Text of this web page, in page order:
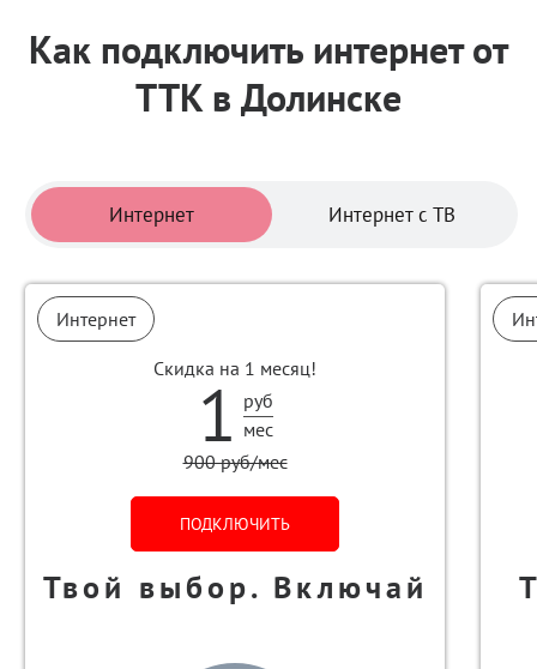
Как подключить интернет от
ТТК в Долинске
Интернет Интернет с ТВ
Тарифы
Интернет
Скидка на 1 месяц!
1 руб
мес
900 руб/мес
ПОДКЛЮЧИТЬ
Твой выбор. Включай